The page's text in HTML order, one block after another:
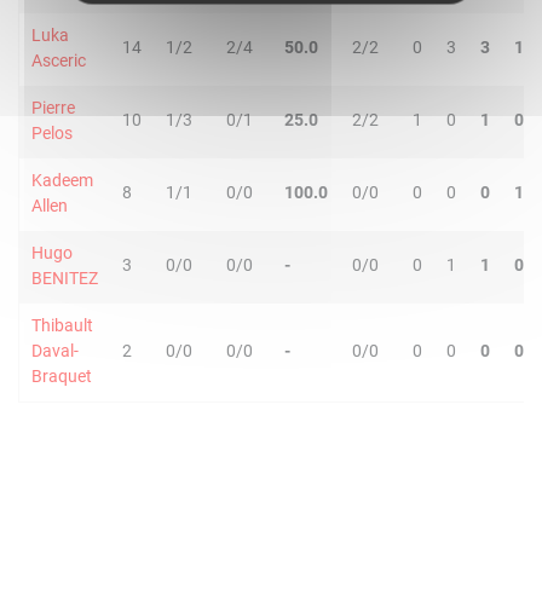
Luka
Asceric
14 1/2 2/4 50.0 2/2 0 3 3 1
Pierre
Pelos
10 1/3 0/1 25.0 2/2 1 0 1 0
Kadeem
Allen
8 1/1 0/0 100.0 0/0 0 0 0 1
Hugo
BENITEZ
3 0/0 0/0 - 0/0 0 1 1 0
Thibault
Daval-
Braquet
2 0/0 0/0 - 0/0 0 0 0 0